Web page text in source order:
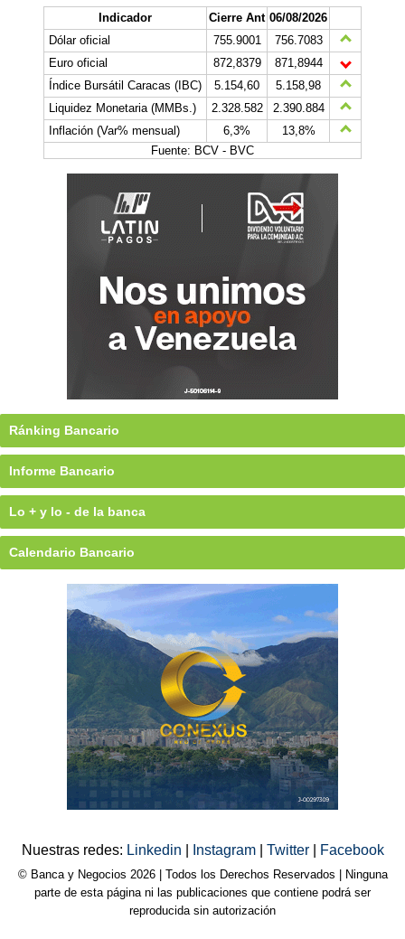
Indicador Cierre Ant 06/08/2026
Dólar oficial
755.9001
756.7083
Euro oficial
872,8379
871,8944
Índice Bursátil Caracas (IBC)
5.154,60
5.158,98
Liquidez Monetaria (MMBs.)
2.328.582
2.390.884
Inflación (Var% mensual)
6,3%
13,8%
Fuente: BCV - BVC
Ránking Bancario
Informe Bancario
Lo + y lo - de la banca
Calendario Bancario
Nuestras redes: Linkedin Instagram Twitter Facebook
© Banca y Negocios 2026 | Todos los Derechos Reservados | Ninguna
parte de esta página ni las publicaciones que contiene podrá ser
reproducida sin autorización